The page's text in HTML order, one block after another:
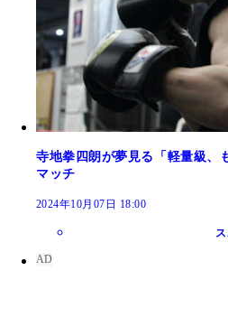
寺地拳四朗が夢見る「軽量級、
マッチ
2024年10月07日 18:00